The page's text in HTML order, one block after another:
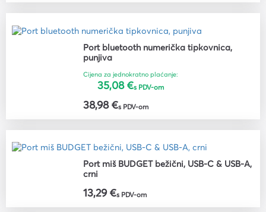
Port bluetooth numerička tipkovnica,
punjiva
Cijena za jednokratno plaćanje:
35,08 €s PDV-om
38,98 €s PDV-om
Port miš BUDGET bežični, USB-C & USB-A,
crni
13,29 €s PDV-om